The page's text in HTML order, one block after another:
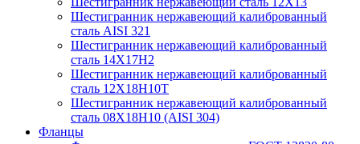
Шестигранник нержавеющий калиброванный
сталь AISI 321
Шестигранник нержавеющий калиброванный
сталь 14Х17Н2
Шестигранник нержавеющий калиброванный
сталь 12Х18Н10Т
Шестигранник нержавеющий калиброванный
сталь 08Х18Н10 (AISI 304)
Фланцы